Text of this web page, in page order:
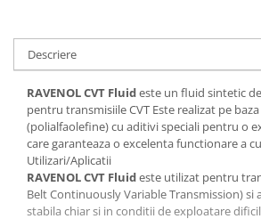
Filtre epurator
Sistem franare
Placute frana
Discuri frana
Saboti frana
Senzori uzura placute
Tamburi frana
Cablu frana de mana
Descriere
RAVENOL CVT Fluideste un fluid sintetic
pentru transmisiile CVT Este realizat pe
(polialfaolefine) cu aditivi speciali pentru o
care garanteaza o excelenta functionare a
Utilizari/Aplicatii
RAVENOL CVT Fluideste utilizat pentru
Belt Continuously Variable Transmission) si
stabila chiar si in conditii de exploatare